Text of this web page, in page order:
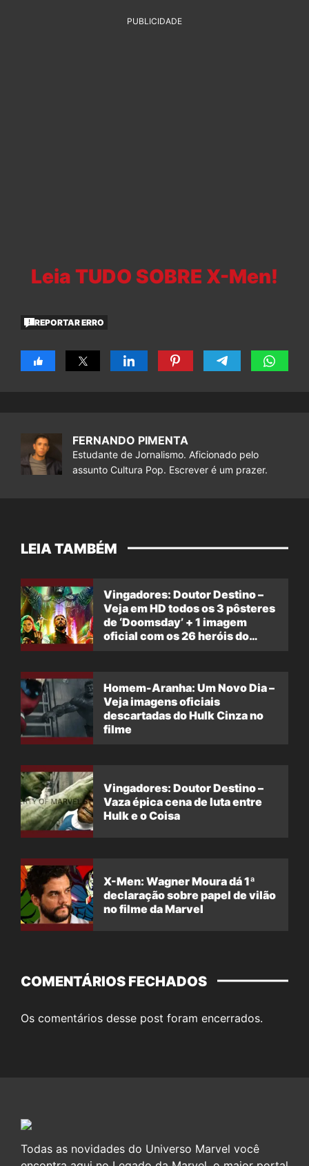
PUBLICIDADE
Leia TUDO SOBRE X-Men!
REPORTAR ERRO
FERNANDO PIMENTA
Estudante de Jornalismo. Aficionado pelo
assunto Cultura Pop. Escrever é um prazer.
LEIA TAMBÉM
Vingadores: Doutor Destino –
Veja em HD todos os 3 pôsteres
de ‘Doomsday’ + 1 imagem
oficial com os 26 heróis do
Homem-Aranha: Um Novo Dia –
Veja imagens oficiais
descartadas do Hulk Cinza no
filme
Vingadores: Doutor Destino –
Vaza épica cena de luta entre
Hulk e o Coisa
X-Men: Wagner Moura dá 1ª
declaração sobre papel de vilão
no filme da Marvel
COMENTÁRIOS FECHADOS
Os comentários desse post foram encerrados.
Todas as novidades do Universo Marvel você